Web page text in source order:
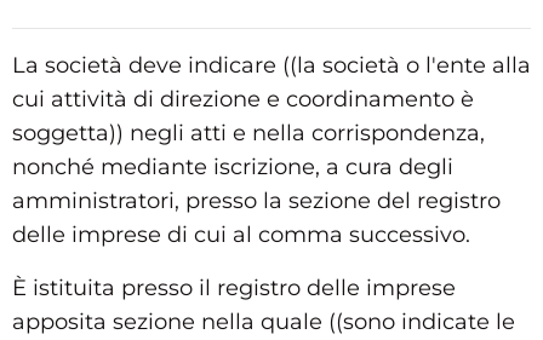
La società deve indicare ((la società o l'ente alla
cui attività di direzione e coordinamento è
soggetta)) negli atti e nella corrispondenza,
nonché mediante iscrizione, a cura degli
amministratori, presso la sezione del registro
delle imprese di cui al comma successivo.
È istituita presso il registro delle imprese
apposita sezione nella quale ((sono indicate le